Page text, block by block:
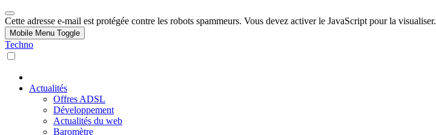
Cette adresse e-mail est protégée contre les robots spammeurs. Vous devez activer le JavaScript pour la visualiser.
Mobile Menu Toggle
Techno
Actualités
Offres ADSL
Développement
Actualités du web
Baromètre